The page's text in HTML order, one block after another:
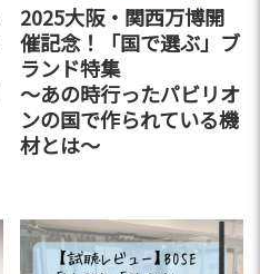
2025大阪・関西万博開
催記念！「国で選ぶ」ブ
ランド特集
～あの時行ったパビリオ
ンの国で作られている機
材とは～